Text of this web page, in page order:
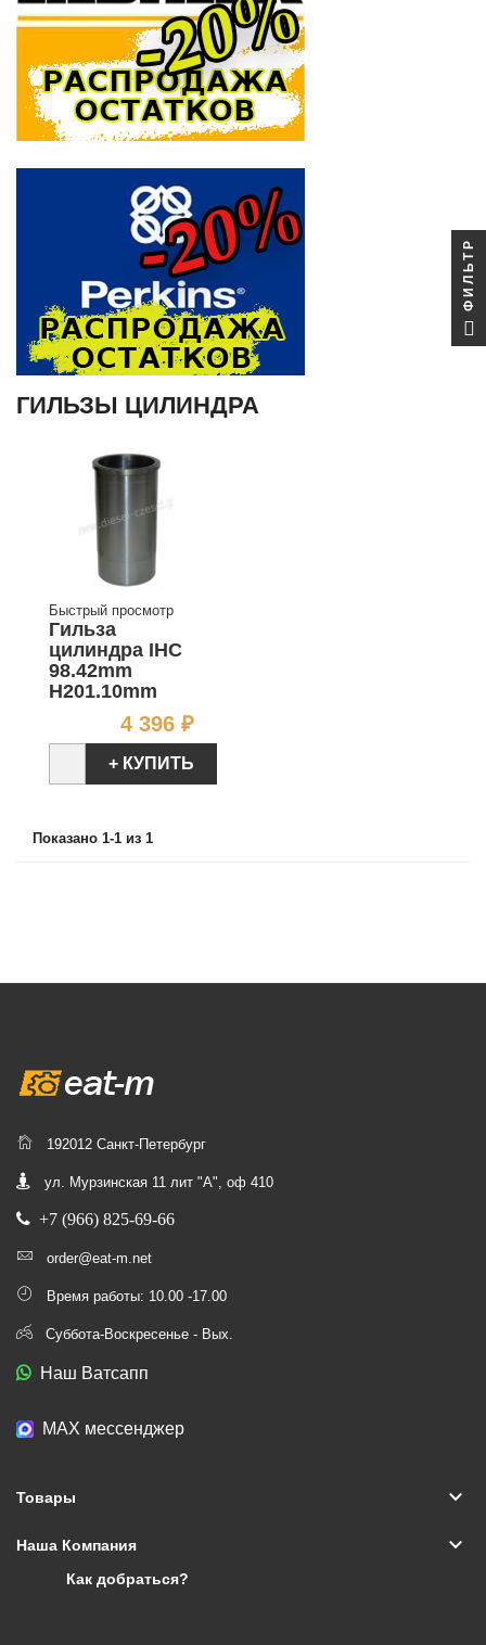
ГИЛЬЗЫ ЦИЛИНДРА
Быстрый просмотр
Гильза
цилиндра IHC
98.42mm
H201.10mm
4 396 ₽Цена
+ КУПИТЬ
Показано 1-1 из 1
192012 Санкт-Петербург
ул. Мурзинская 11 лит "А", оф 410
+7 (966) 825-69-66
order@eat-m.net
Время работы: 10.00 -17.00
Суббота-Воскресенье - Вых.
Наш Ватсапп
МАХ мессенджер
Товары keyboard_arrow_down
Наша Компания keyboard_arrow_down
Как добраться?
ФИЛЬТР